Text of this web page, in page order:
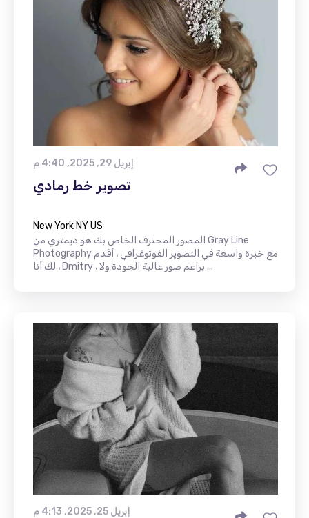
إبريل 29, 2025, 4:40 م
تصوير خط رمادي
New York NY US
المصور المحترف الخاص بك هو ديمتري من Gray Line
Photography مع خبرة واسعة في التصوير الفوتوغرافي ، أقدم
لك أنا ، Dmitry ، براعم صور عالية الجودة ولا ...
إبريل 25, 2025, 4:13 م